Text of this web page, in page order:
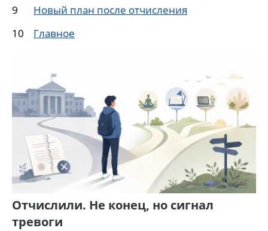
Новый план после отчисления
Главное
Отчислили. Не конец, но сигнал
тревоги